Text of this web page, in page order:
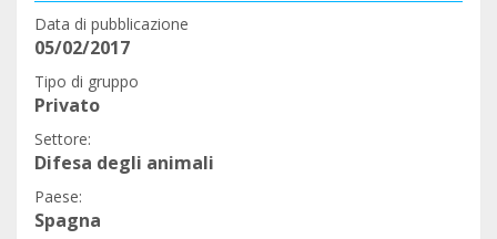
Data di pubblicazione
05/02/2017
Tipo di gruppo
Privato
Settore:
Difesa degli animali
Paese:
Spagna